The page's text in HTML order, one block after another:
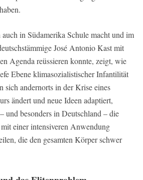
in Südamerika Schule macht und im
José Antonio Kast mit
Agenda reüssieren konnte, zeigt, wie
Ebene klimasozialistischer Infantilität
sich andernorts in der Krise eines
ändert und neue Ideen adaptiert,
und besonders in Deutschland – die
einer intensiveren Anwendung
die den gesamten Körper schwer